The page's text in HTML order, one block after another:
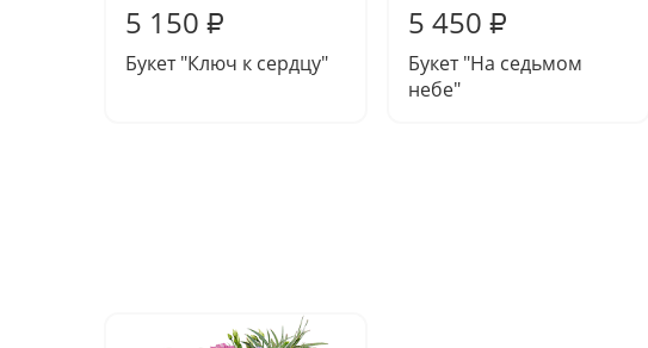
5 150 ₽
Букет "Ключ к сердцу"
5 450 ₽
Букет "На седьмом
небе"